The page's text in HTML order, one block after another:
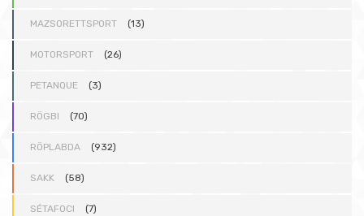
MAZSORETTSPORT (13)
MOTORSPORT (26)
PETANQUE (3)
RÖGBI (70)
RÖPLABDA (932)
SAKK (58)
SÉTAFOCI (7)